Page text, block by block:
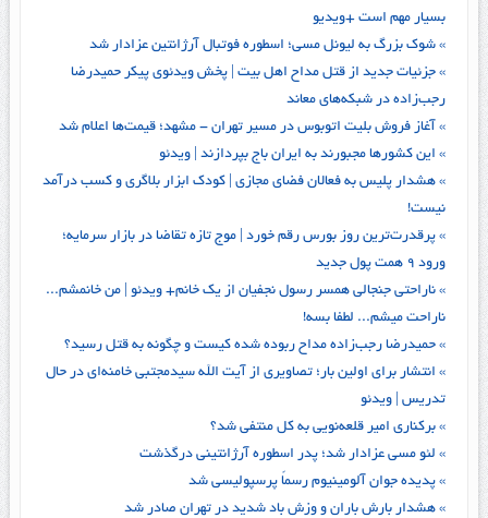
بسیار مهم است +ویدیو
» شوک بزرگ به لیونل مسی؛ اسطوره فوتبال آرژانتین عزادار شد
» جزئیات جدید از قتل مداح اهل‌ بیت |‌ پخش ویدئوی پیکر حمیدرضا
رجب‌زاده در شبکه‌های معاند
» آغاز فروش بلیت اتوبوس در مسیر تهران - مشهد؛ قیمت‌ها اعلام شد
» این کشورها مجبورند به ایران باج بپردازند | ویدئو
» هشدار پلیس به فعالان فضای مجازی | کودک ابزار بلاگری و کسب درآمد
نیست!
» پرقدرت‌ترین روز بورس رقم خورد | موج تازه تقاضا در بازار سرمایه؛
ورود ۹ همت پول جدید
» ناراحتی جنجالی همسر رسول نجفیان از یک خانم+ ویدئو | من خانمشم...
ناراحت میشم... لطفا بسه!
» حمیدرضا رجب‌زاده مداح ربوده شده کیست و چگونه به قتل رسید؟
» انتشار برای اولین بار؛ تصاویری از آیت الله سیدمجتبی خامنه‌ای در حال
تدریس | ویدئو
» برکناری امیر قلعه‌نویی به کل منتفی شد؟
» لئو مسی عزادار شد؛ پدر اسطوره آرژانتینی درگذشت
» پدیده جوان آلومینیوم رسماً پرسپولیسی شد
» هشدار بارش باران و وزش باد شدید در تهران صادر شد